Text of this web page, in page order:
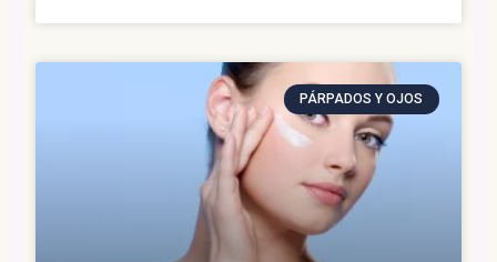
PÁRPADOS Y OJOS